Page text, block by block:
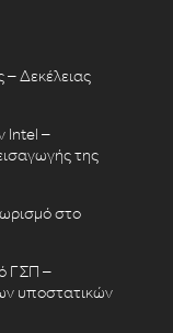
Δεκέλειας
Intel –
της
στο
ΓΣΠ –
υποστατικών